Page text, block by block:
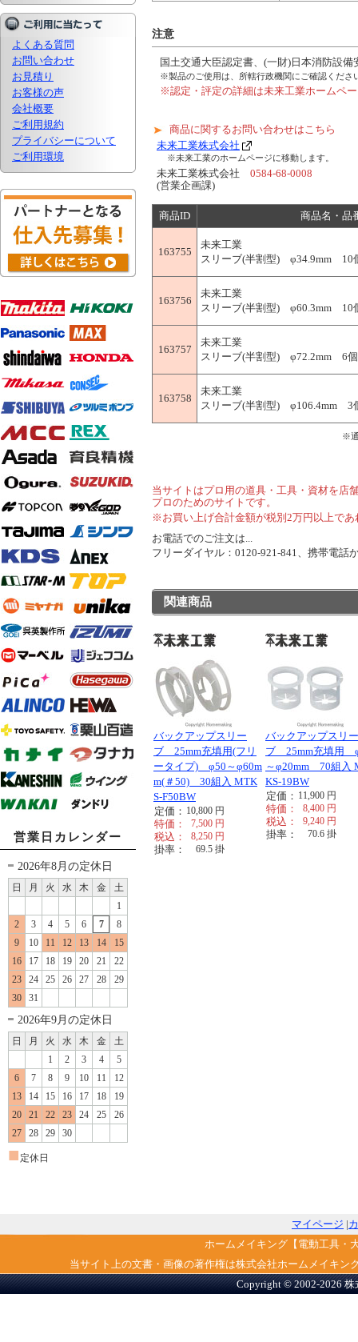
よくある質問
お問い合わせ
お見積り
お客様の声
会社概要
ご利用規約
プライバシーについて
ご利用環境
営業日カレンダー
2026年8月の定休日
日 月 火 水 木 金
土
1
2
3 4 5 6 7
8
9
10 11 12 13 14
15
16
17 18 19 20 21
22
23
24 25 26 27 28
29
30
31
2026年9月の定休日
日 月 火 水 木 金
土
1
2 3 4
5
6
7 8 9 10 11
12
13
14 15 16 17 18
19
20
21 22 23 24 25
26
27
28 29 30
■ 定休日
注意
国土交通大臣認定書、(一財)日本消防設
※製品のご使用は、所轄行政機関にご確認くださ
※認定・評定の詳細は未来工業ホームペ
商品に関するお問い合わせはこちら
未来工業株式会社
※未来工業のホームページに移動します。
未来工業株式会社 0584-68-0008
(営業企画課)
商品ID 商品名・品
163755
未来工業
スリーブ(半割型) φ34.9mm 10
163756
未来工業
スリーブ(半割型) φ60.3mm 10
163757
未来工業
スリーブ(半割型) φ72.2mm 6個
163758
未来工業
スリーブ(半割型) φ106.4mm 3
※
当サイトはプロ用の道具・工具・資材を店
プロのためのサイトです。
※お買い上げ合計金額が税別2万円以上で
お電話でのご注文は...
フリーダイヤル：0120-921-841、携帯電
関連商品
バックアップスリー
ブ 25mm充填用(フリ
ータイプ) φ50～φ60m
m(＃50) 30組入 MTK
S-F50BW
定価： 10,800 円
特価： 7,500 円
税込： 8,250 円
掛率： 69.5 掛
バックアップスリー
ブ 25mm充填用
～φ20mm 70組入
KS-19BW
定価： 11,900 円
特価： 8,400 円
税込： 9,240 円
掛率： 70.6 掛
マイページ |
ホームメイキング【電動工具・
当サイト上の文書・画像の著作権は株式会社ホームメイキ
Copyright © 2002-2026